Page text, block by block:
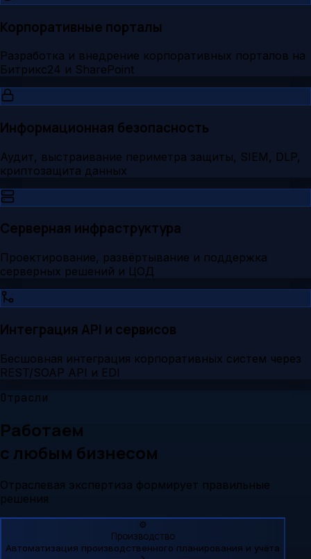
Корпоративные порталы
Разработка и внедрение корпоративных порталов на
Битрикс24 и SharePoint
Информационная безопасность
Аудит, выстраивание периметра защиты, SIEM, DLP,
криптозащита данных
Серверная инфраструктура
Проектирование, развёртывание и поддержка
серверных решений и ЦОД
Интеграция API и сервисов
Бесшовная интеграция корпоративных систем через
REST/SOAP API и EDI
Отрасли
Работаем
с любым бизнесом
Отраслевая экспертиза формирует правильные
решения
⚙️
Производство
Автоматизация производственного планирования и учёта